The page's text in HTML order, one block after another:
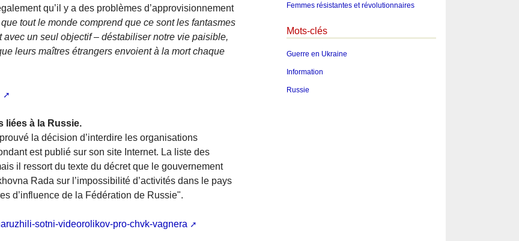
qu’il y a des problèmes d’approvisionnement
que tout le monde comprend que ce sont les fantasmes
un seul objectif – déstabiliser notre vie paisible,
leurs maîtres étrangers envoient à la mort chaque
liées à la Russie.
la décision d’interdire les organisations
est publié sur son site Internet. La liste des
il ressort du texte du décret que le gouvernement
Rada sur l’impossibilité d’activités dans le pays
d’influence de la Fédération de Russie".
sotni-videorolikov-pro-chvk-vagnera
Femmes résistantes et révolutionnaires
Mots-clés
Guerre en Ukraine
Information
Russie